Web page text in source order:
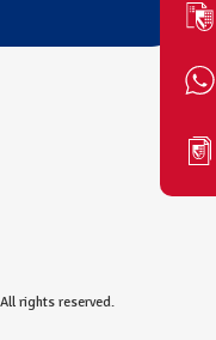
rights reserved.